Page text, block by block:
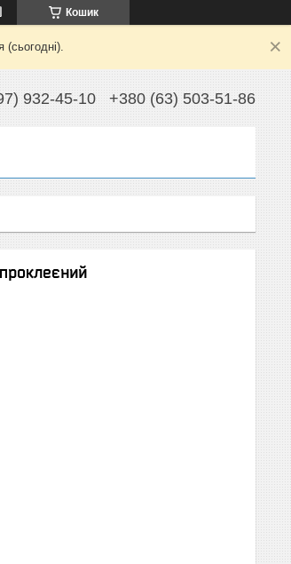
Кошик
932-45-10 +380 (63) 503-51-86